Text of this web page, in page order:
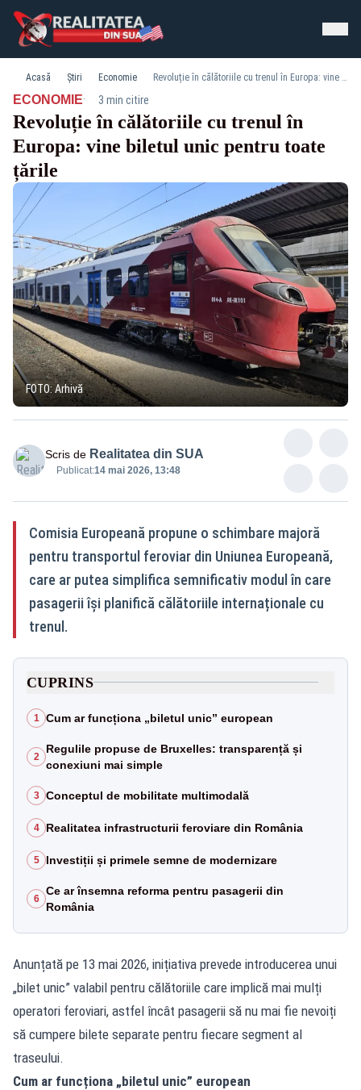
Acasă Știri Economie Revoluție în călătoriile cu trenul în Europa: vine biletul unic pentru toate țările
ECONOMIE· 3 min citire
Revoluție în călătoriile cu trenul în
Europa: vine biletul unic pentru toate
țările
FOTO: Arhivă
Scris de Realitatea din SUA
Publicat:14 mai 2026, 13:48
Comisia Europeană propune o schimbare majoră
pentru transportul feroviar din Uniunea Europeană,
care ar putea simplifica semnificativ modul în care
pasagerii își planifică călătoriile internaționale cu
trenul.
CUPRINS
1 Cum ar funcționa „biletul unic” european
2
Regulile propuse de Bruxelles: transparență și
conexiuni mai simple
3 Conceptul de mobilitate multimodală
4 Realitatea infrastructurii feroviare din România
5 Investiții și primele semne de modernizare
6
Ce ar însemna reforma pentru pasagerii din
România
Anunțată pe 13 mai 2026, inițiativa prevede introducerea unui
„bilet unic” valabil pentru călătoriile care implică mai mulți
operatori feroviari, astfel încât pasagerii să nu mai fie nevoiți
să cumpere bilete separate pentru fiecare segment al
traseului.
Cum ar funcționa „biletul unic” european